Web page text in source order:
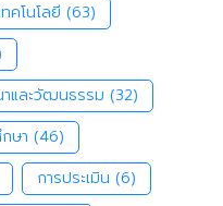
คโนโลยี (63)
าและวัฒนธรรม (32)
ษา (46)
การประเมิน (6)